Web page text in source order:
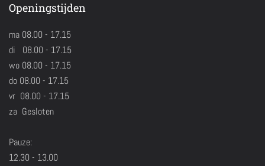
Openingstijden
ma 08.00 - 17.15
di 08.00 - 17.15
wo 08.00 - 17.15
do 08.00 - 17.15
vr 08.00 - 17.15
za Gesloten
Pauze:
12.30 - 13.00